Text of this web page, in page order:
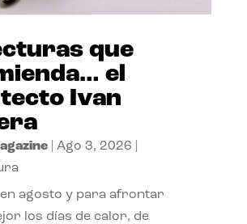
que
el
Ivan
| Ago 3, 2026
agosto y para afrontar
los días de calor, de